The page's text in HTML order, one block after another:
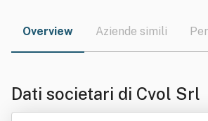
Overview Aziende simili
Dati societari di Cvol Srl